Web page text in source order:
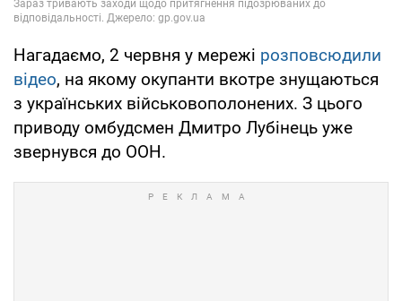
Нагадаємо, 2 червня у мережі розповсюдили
відео, на якому окупанти вкотре знущаються
з українських військовополонених. З цього
приводу омбудсмен Дмитро Лубінець уже
звернувся до ООН.